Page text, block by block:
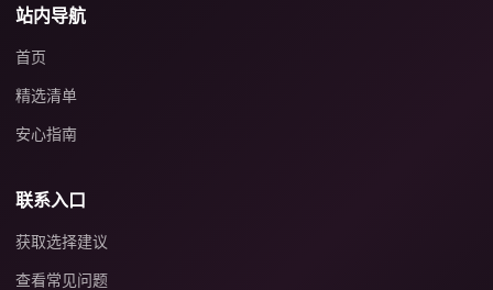
站内导航
首页
精选清单
安心指南
联系入口
获取选择建议
查看常见问题